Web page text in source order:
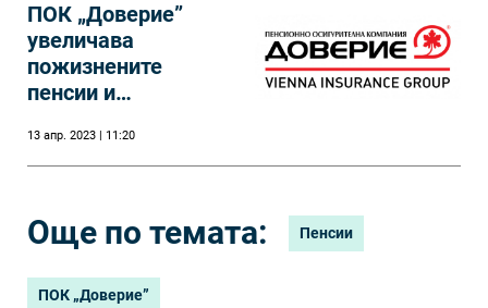
ПОК „Доверие”
увеличава
пожизнените
пенсии и
пенсионни
плащания
13 апр. 2023 | 11:20
Още по темата: Пенсии
ПОК „Доверие”